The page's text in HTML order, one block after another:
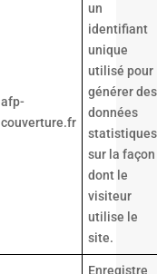
afp-
couverture.fr
un
identifiant
unique
utilisé pour
générer des
données
statistiques
sur la façon
dont le
visiteur
utilise le
site.
Enregistre